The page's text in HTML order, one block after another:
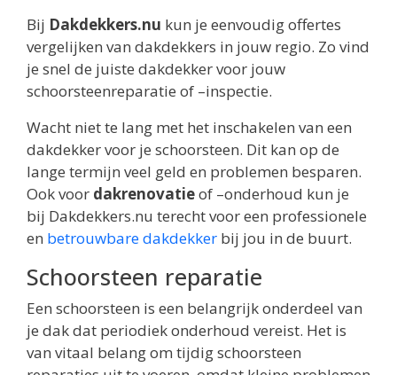
Bij Dakdekkers.nu kun je eenvoudig offertes
vergelijken van dakdekkers in jouw regio. Zo vind
je snel de juiste dakdekker voor jouw
schoorsteenreparatie of –inspectie.
Wacht niet te lang met het inschakelen van een
dakdekker voor je schoorsteen. Dit kan op de
lange termijn veel geld en problemen besparen.
Ook voor dakrenovatieof –onderhoud kun je
bij Dakdekkers.nu terecht voor een professionele
en betrouwbare dakdekker bij jou in de buurt.
Schoorsteen reparatie
Een schoorsteen is een belangrijk onderdeel van
je dak dat periodiek onderhoud vereist. Het is
van vitaal belang om tijdig schoorsteen